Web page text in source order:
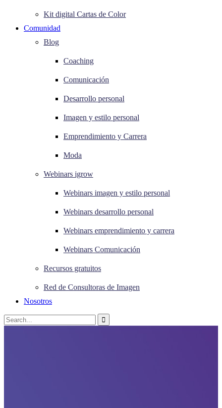
Kit digital Cartas de Color
Comunidad
Blog
Coaching
Comunicación
Desarrollo personal
Imagen y estilo personal
Emprendimiento y Carrera
Moda
Webinars igrow
Webinars imagen y estilo personal
Webinars desarrollo personal
Webinars emprendimiento y carrera
Webinars Comunicación
Recursos gratuitos
Red de Consultoras de Imagen
Nosotros